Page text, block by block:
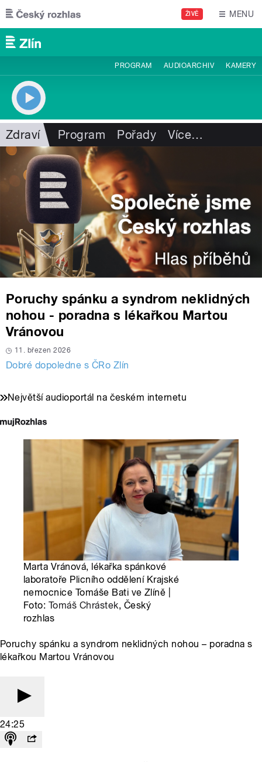
Přejít k hlavnímu obsahu
ŽIVĚ MENU
PROGRAM AUDIOARCHIV KAMERY
Zdraví Program Pořady Více…
Poruchy spánku a syndrom neklidných
nohou - poradna s lékařkou Martou
Vránovou
11. březen 2026
Dobré dopoledne s ČRo Zlín
Největší audioportál na českém internetu
Marta Vránová, lékařka spánkové
laboratoře Plicního oddělení Krajské
nemocnice Tomáše Bati ve Zlíně |
Foto: Tomáš Chrástek, Český
rozhlas
Poruchy spánku a syndrom neklidných nohou – poradna s
lékařkou Martou Vránovou
24:25